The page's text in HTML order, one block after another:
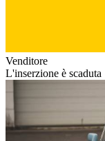
Venditore
L'inserzione è scaduta